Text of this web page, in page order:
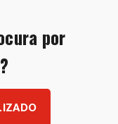
por